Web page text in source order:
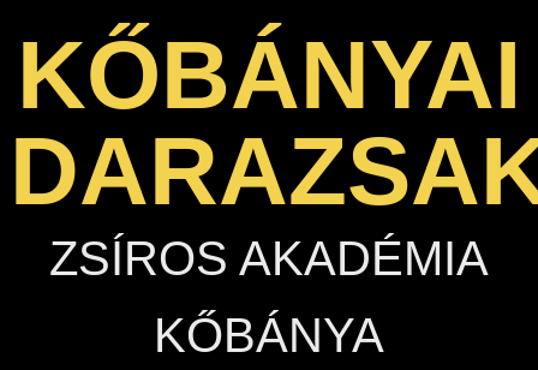
KŐBÁNYAI
ZSÍROS AKADÉMIA
KŐBÁNYA